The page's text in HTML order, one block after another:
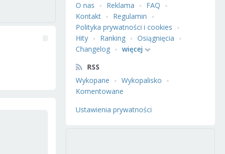
O nas
Reklama
FAQ
Kontakt
Regulamin
Polityka prywatności i cookies
Hity
Ranking
Osiągnięcia
Changelog
więcej
RSS
Wykopane
Wykopalisko
Komentowane
Ustawienia prywatności